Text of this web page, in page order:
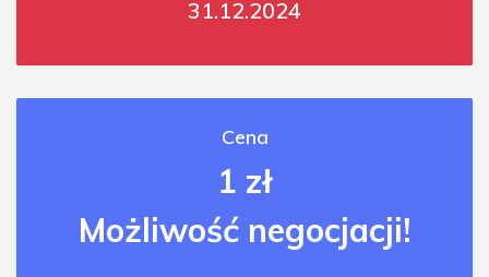
31.12.2024
Cena
1 zł
Możliwość negocjacji!